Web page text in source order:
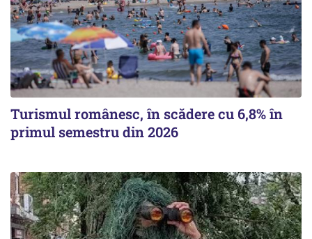
Turismul românesc, în scădere cu 6,8% în
primul semestru din 2026